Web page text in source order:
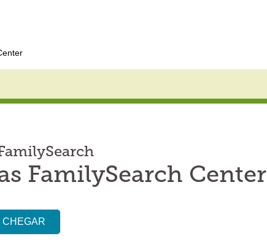
FamilySearch Center
CHEGAR